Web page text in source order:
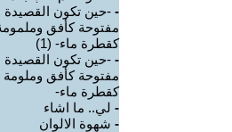
- -حين تكون القصيدة
مفتوحة كأفق
كقطرة ماء- (1)
- -حين تكون القصيدة
مفتوحة كأفق وملومة
كقطرة ماء-
- لي.. ما اشاء
- شهوة الالوان